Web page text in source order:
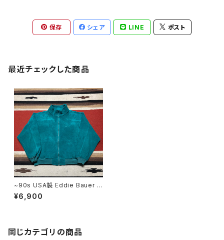
保存 シェア LINE ポスト
最近チェックした商品
~90s USA製 Eddie Bauer F
ull-Zip Fleece Jacket size
L
¥6,900
同じカテゴリの商品